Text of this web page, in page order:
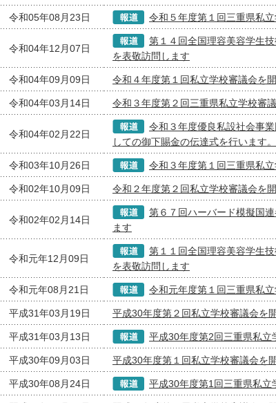
令和05年08月23日 令和５年度第１回三重県私
令和04年12月07日
第１４回全国理容美容学生
を表敬訪問します
令和04年09月09日 令和４年度第１回私立学校審議会を
令和04年03月14日 令和３年度第２回三重県私立学校審
令和04年02月22日
令和３年度優良私設社会事
しての御下賜金の伝達式を行います。
令和03年10月26日 令和３年度第１回三重県私
令和02年10月09日 令和２年度第２回私立学校審議会を
令和02年02月14日
第６７回ハーバード模擬国
ます
令和元年12月09日
第１１回全国理容美容学生
を表敬訪問します
令和元年08月21日 令和元年度第１回三重県私
平成31年03月19日 平成30年度第２回私立学校審議会を
平成31年03月13日 平成30年度第2回三重県私立
平成30年09月03日 平成30年度第１回私立学校審議会を
平成30年08月24日 平成30年度第1回三重県私立